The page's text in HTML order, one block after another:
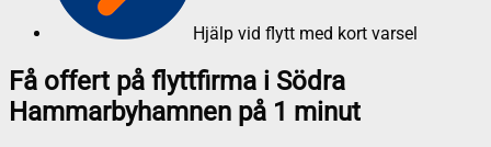
Hjälp vid flytt med kort varsel
Få offert på flyttfirma i Södra
Hammarbyhamnen på 1 minut